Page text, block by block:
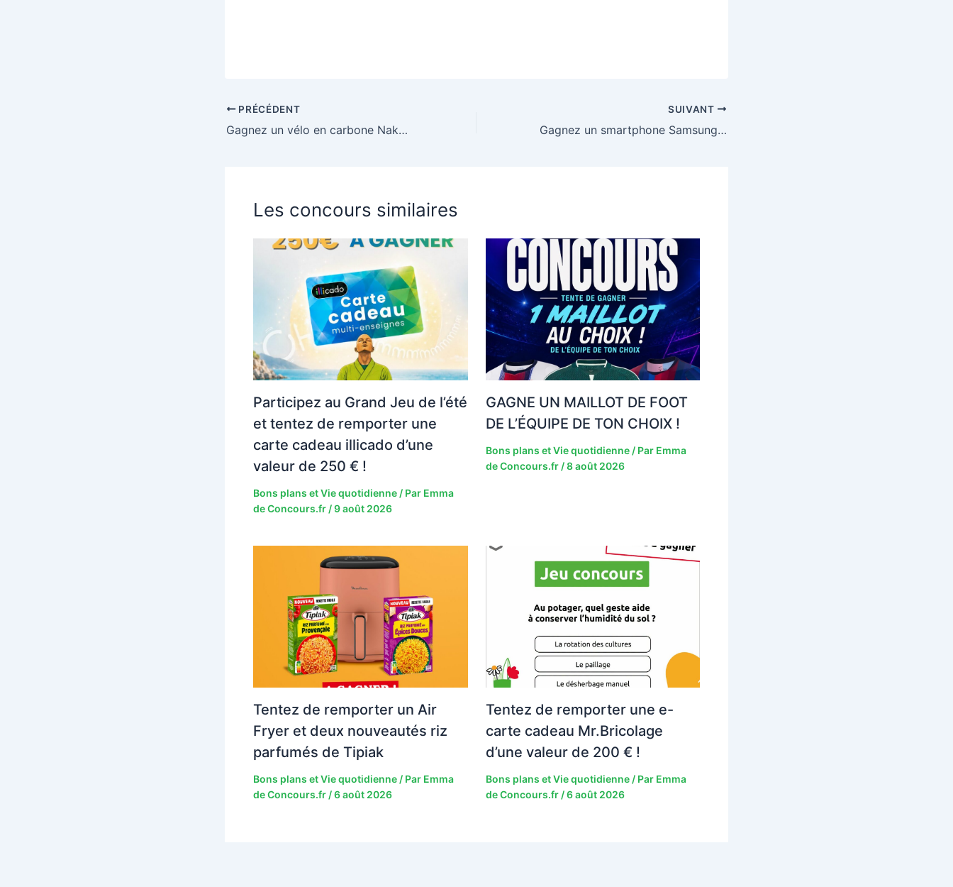
PRÉCÉDENT
Gagnez un vélo en carbone Nakamura All Road d’une valeur de 2199€
SUIVANT
Gagnez un smartphone Samsung Galaxy S24 FE
Les concours similaires
Participez au Grand Jeu de l’été
et tentez de remporter une
carte cadeau illicado d’une
valeur de 250 € !
Bons plans et Vie quotidienne / Par Emma
de Concours.fr /9 août 2026
GAGNE UN MAILLOT DE FOOT
DE L’ÉQUIPE DE TON CHOIX !
Bons plans et Vie quotidienne/ Par Emma
de Concours.fr /8 août 2026
Tentez de remporter un Air
Fryer et deux nouveautés riz
parfumés de Tipiak
Bons plans et Vie quotidienne / Par Emma
de Concours.fr /6 août 2026
Tentez de remporter une e-
carte cadeau Mr.Bricolage
d’une valeur de 200 € !
Bons plans et Vie quotidienne/ Par Emma
de Concours.fr /6 août 2026